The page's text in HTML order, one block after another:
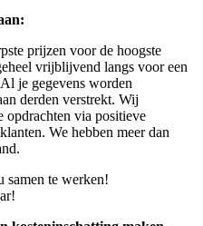
prijzen voor de hoogste
vrijblijvend langs voor een
je gegevens worden
derden verstrekt. Wij
opdrachten via positieve
We hebben meer dan
samen te werken!